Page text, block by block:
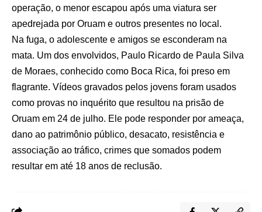
operação, o menor escapou após uma viatura ser
apedrejada por Oruam e outros presentes no local.
Na fuga, o adolescente e amigos se esconderam na
mata. Um dos envolvidos, Paulo Ricardo de Paula Silva
de Moraes, conhecido como Boca Rica, foi preso em
flagrante. Vídeos gravados pelos jovens foram usados
como provas no inquérito que resultou na prisão de
Oruam em 24 de julho. Ele pode responder por ameaça,
dano ao patrimônio público, desacato, resistência e
associação ao tráfico, crimes que somados podem
resultar em até 18 anos de reclusão.